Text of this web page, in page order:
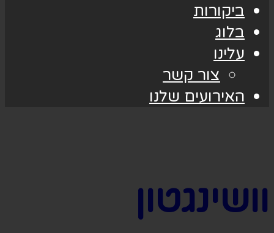
ביקורות
בלוג
עלינו
צור קשר
האירועים שלנו
וושינגטון